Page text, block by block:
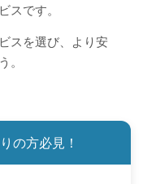
です。
スを選び、より安
の方必見！